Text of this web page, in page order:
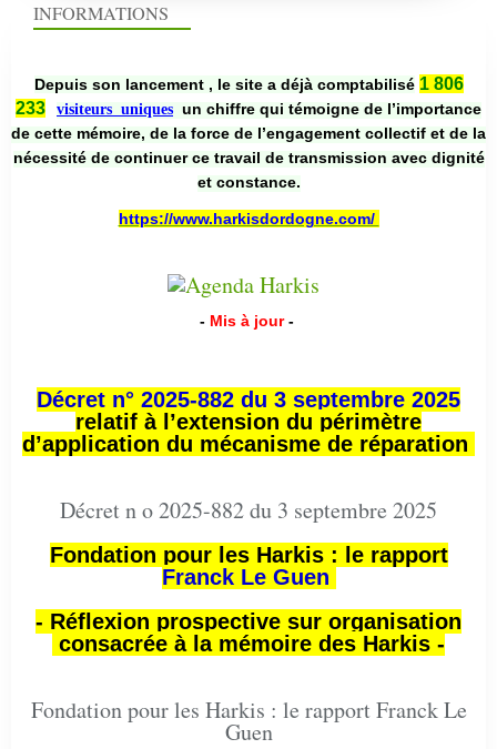
INFORMATIONS
Depuis son lancement , le site a déjà comptabilisé 1 806
233
visiteurs uniques un chiffre qui témoigne de l’importance
de cette mémoire, de la force de l’engagement collectif et de la
nécessité de continuer ce travail de transmission avec dignité
et constance.
https://www.harkisdordogne.com/
- Mis à jour -
Décret n° 2025-882 du 3 septembre 2025
relatif à l’extension du périmètre
d’application du mécanisme de réparation
Décret n o 2025-882 du 3 septembre 2025
Fondation pour les Harkis : le rapport
Franck Le Guen
- Réflexion prospective sur organisation
consacrée à la mémoire des Harkis -
Fondation pour les Harkis : le rapport Franck Le
Guen